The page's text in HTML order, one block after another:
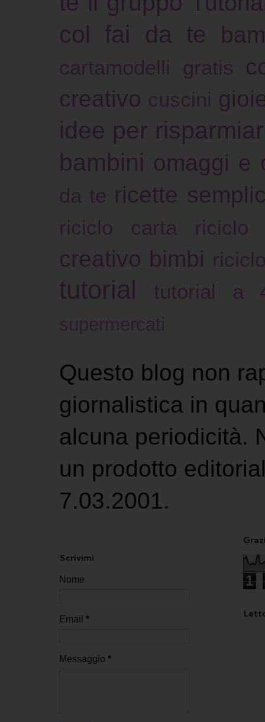
col fai da te
cartamodelli gratis
creativo cuscini
idee per
bambini omaggi e
da te ricette
riciclo carta riciclo
creativo bimbi
tutorial tutorial a
Questo blog non
giornalistica in
alcuna periodicità.
un prodotto
7.03.2001.
Scrivimi
Nome
Email *
Messaggio *
1